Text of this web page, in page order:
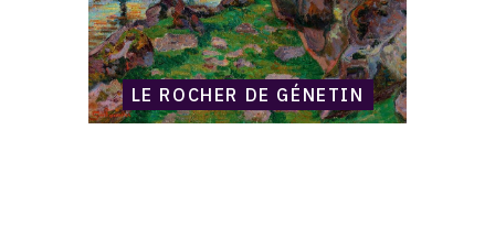
LE ROCHER DE GÉNETIN